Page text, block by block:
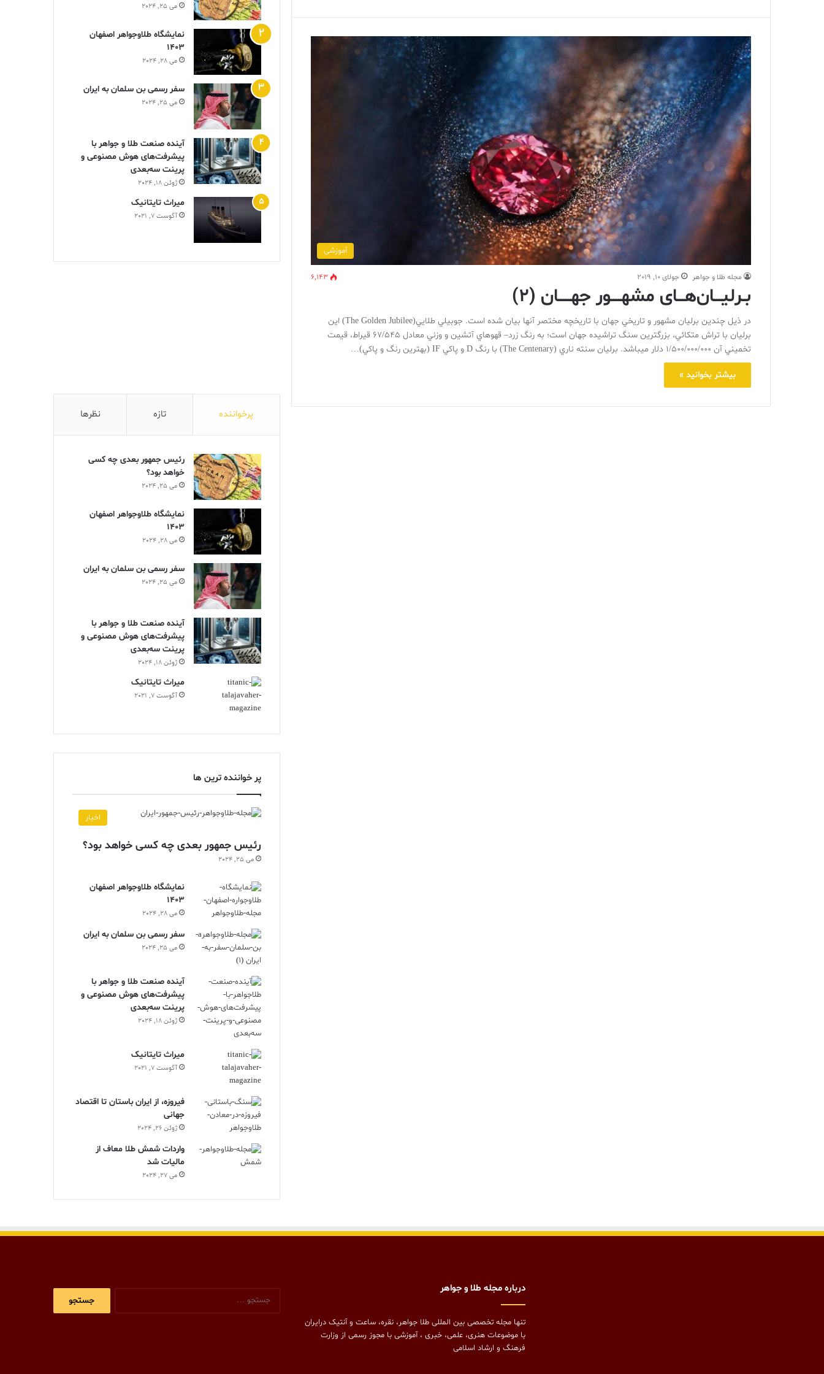
آموزشی
مجله طلا و جواهر جولای 10, 2019 6,143
بـرلیـــان‌هـــای مشهــــور جهـــــان (۲)
در ذيل چندين برليان مشهور و تاريخي جهان با تاريخچه مختصر آنها بيان شده است. جوبيلي طلايي(The Golden Jubilee) اين
برليان با تراش متکائي، بزرگترين سنگ تراشيده جهان است؛ به رنگ زرد– قهوهاي آتشين و وزني معادل 67/545 قيراط، قيمت
تخميني آن 1/500/000/000 دلار ميباشد. برليان سنته ناري (The Centenary) با رنگ D و پاکي IF (بهترين رنگ و پاکي)…
بیشتر بخوانید »
می 25, 2024
نمایشگاه طلاوجواهر اصفهان
1403
می 28, 2024
سفر رسمی بن سلمان به ایران
می 25, 2024
آینده صنعت طلا و جواهر با
پیشرفت‌های هوش مصنوعی و
پرینت سه‌بعدی
ژوئن 18, 2024
ميراث تايتانيک
آگوست 7, 2021
پرخواننده تازه نظرها
رئیس جمهور بعدی چه کسی
خواهد بود؟
می 25, 2024
نمایشگاه طلاوجواهر اصفهان
1403
می 28, 2024
سفر رسمی بن سلمان به ایران
می 25, 2024
آینده صنعت طلا و جواهر با
پیشرفت‌های هوش مصنوعی و
پرینت سه‌بعدی
ژوئن 18, 2024
ميراث تايتانيک
آگوست 7, 2021
پر خواننده ترین ها
اخبار
رئیس جمهور بعدی چه کسی خواهد بود؟
می 25, 2024
نمایشگاه طلاوجواهر اصفهان
1403
می 28, 2024
سفر رسمی بن سلمان به ایران
می 25, 2024
آینده صنعت طلا و جواهر با
پیشرفت‌های هوش مصنوعی و
پرینت سه‌بعدی
ژوئن 18, 2024
ميراث تايتانيک
آگوست 7, 2021
فیروزه، از ایران باستان تا اقتصاد
جهانی
ژوئن 26, 2024
واردات شمش طلا معاف از
مالیات شد
می 27, 2024
درباره مجله طلا و جواهر
تنها مجله تخصصی بین المللی طلا جواهر، نقره، ساعت و آنتیک درایران
با موضوعات هنری، علمی، خبری ، آموزشی با مجوز رسمی از وزارت
فرهنگ و ارشاد اسلامی